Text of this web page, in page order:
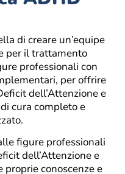
di creare un’equipe
per il trattamento
professionali con
per offrire
dell’Attenzione e
cura completo e
figure professionali
dell’Attenzione e
conoscenze e